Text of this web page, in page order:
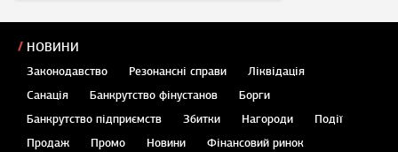
НОВИНИ
Законодавство Резонансні справи
Ліквідація
Санація
Банкрутство фінустанов
Борги
Банкрутство підприємств
Збитки Нагороди
Події
Продаж
Промо Новини Фінансовий ринок